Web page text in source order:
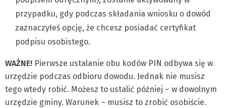
przypadku, gdy podczas składania wniosku o dowód
zaznaczyłeś opcję, że chcesz posiadać certyfikat
podpisu osobistego.
WAŻNE! Pierwsze ustalanie obu kodów PIN odbywa się w
urzędzie podczas odbioru dowodu. Jednak nie musisz
tego wtedy robić. Możesz to ustalić później – w dowolnym
urzędzie gminy. Warunek – musisz to zrobić osobiście.